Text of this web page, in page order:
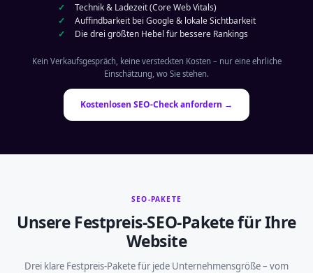
Technik & Ladezeit (Core Web Vitals)
Auffindbarkeit bei Google & lokale Sichtbarkeit
Die drei größten Hebel für bessere Rankings
Kein Verkaufsgespräch, keine versteckten Kosten – nur eine ehrliche
Einschätzung, wo Sie stehen.
Kostenlosen SEO-Check anfordern →
SEO-PAKETE
Unsere Festpreis-SEO-Pakete für Ihre
Website
Drei klare Festpreis-Pakete für jede Unternehmensgröße – vom